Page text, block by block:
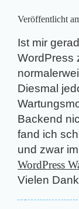
Veröffentlicht
Ist mir
WordPress
Diesmal
Backend
fand ich
und zwar
WordPress
Vielen